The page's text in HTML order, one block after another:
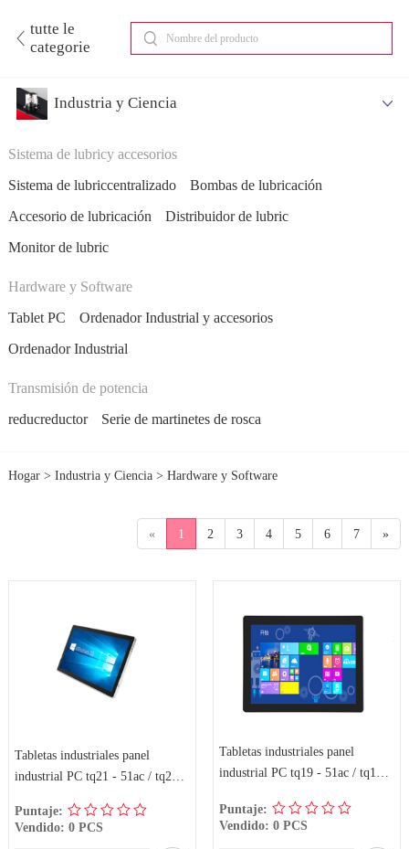
tutte le
categorie
Industria y Ciencia
Sistema de lubricy accesorios
Sistema de lubriccentralizado
Bombas de lubricación
Accesorio de lubricación
Distribuidor de lubric
Monitor de lubric
Hardware y Software
Tablet PC
Ordenador Industrial y accesorios
Ordenador Industrial
Transmisión de potencia
reducreductor
Serie de martinetes de rosca
Hogar> Industria y Ciencia> Hardware y Software
« 1 2 3 4 5 6 7 »
Tabletas industriales panel
industrial PC tq21 - 51ac / tq21 -
Puntaje:
Vendido: 0 PCS
Tabletas industriales panel
industrial PC tq19 - 51ac / tq19 -
Puntaje:
Vendido: 0 PCS